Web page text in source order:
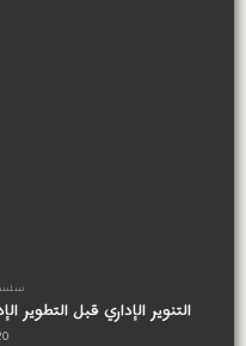
قبل التطوير الإداري “كن